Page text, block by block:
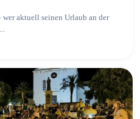
wer aktuell seinen Urlaub an der